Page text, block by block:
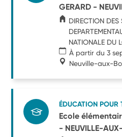
GERARD -
DIRECTION DES
NATIONALE DU
À partir du 3
Neuville-aux-
ÉDUCATION POUR
Ecole
- NEUVILLE-